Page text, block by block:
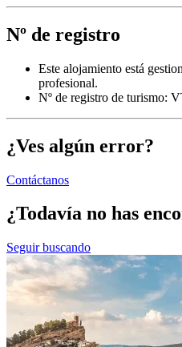
Nº de registro
Este alojamiento está
profesional.
Nº de registro de turismo:
¿Ves algún error?
Contáctanos
¿Todavía no has
Seguir buscando